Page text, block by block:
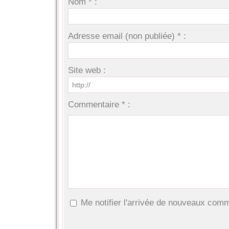
Adresse email (non publiée) * :
Site web :
Commentaire * :
Me notifier l'arrivée de nouveaux